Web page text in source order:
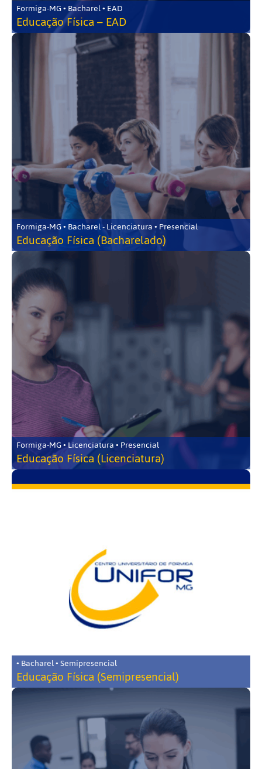
Formiga-MG • Bacharel • EAD
Educação Física – EAD
Formiga-MG • Bacharel - Licenciatura • Presencial
Educação Física (Bacharelado)
Formiga-MG • Licenciatura • Presencial
Educação Física (Licenciatura)
• Bacharel • Semipresencial
Educação Física (Semipresencial)